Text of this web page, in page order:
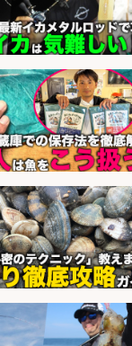
休みで年間休日
入/土日休み
社
sponsored by 求人ボックス
ーカーでの営業ア
事/残業なし/即日
/軽作業
ソナ
sponsored by 求人ボックス
情報を見る